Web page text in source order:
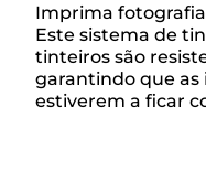
Imprima
Este sistema de
tinteiros são
garantindo que as
estiverem a ficar